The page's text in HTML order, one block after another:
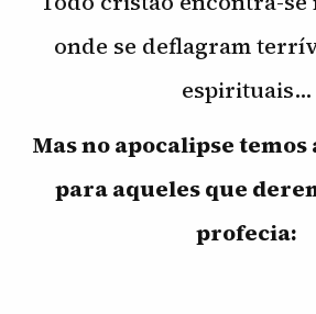
onde se deflagram
espirituais…
Mas no apocalipse temos
para aqueles que
profecia: